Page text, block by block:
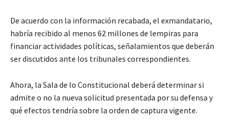
De acuerdo con la información recabada, el exmandatario,
habría recibido al menos 62 millones de lempiras para
financiar actividades políticas, señalamientos que deberán
ser discutidos ante los tribunales correspondientes.
Ahora, la Sala de lo Constitucional deberá determinar si
admite o no la nueva solicitud presentada por su defensa y
qué efectos tendría sobre la orden de captura vigente.